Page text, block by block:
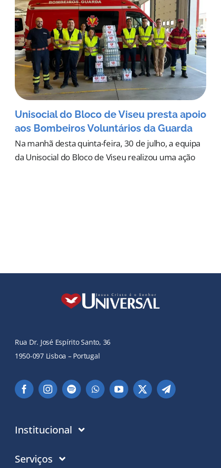
Unisocial do Bloco de Viseu presta apoio
aos Bombeiros Voluntários da Guarda
Na manhã desta quinta-feira, 30 de julho, a equipa
da Unisocial do Bloco de Viseu realizou uma ação
Rua Dr. José Espírito Santo, 36
1950-097 Lisboa – Portugal
Institucional
Instituição
Serviços